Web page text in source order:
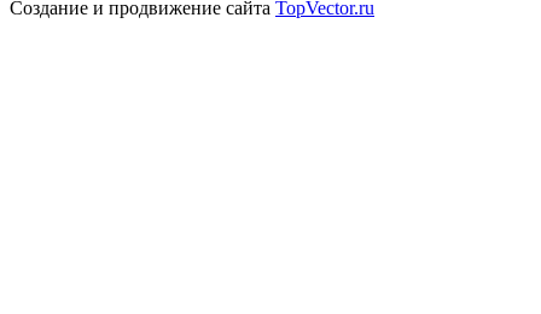
Создание и продвижение сайта TopVector.ru